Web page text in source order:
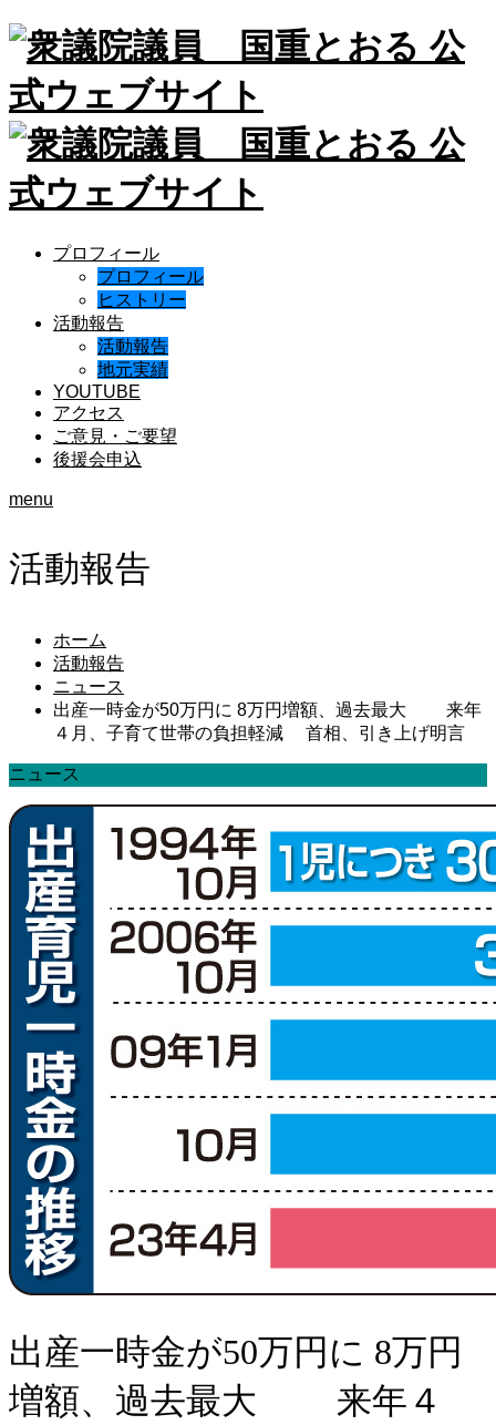
プロフィール
プロフィール
ヒストリー
活動報告
活動報告
地元実績
YOUTUBE
アクセス
ご意見・ご要望
後援会申込
menu
活動報告
ホーム
活動報告
ニュース
出産一時金が50万円に 8万円増額、過去最大 来年
４月、子育て世帯の負担軽減 首相、引き上げ明言
ニュース
出産一時金が50万円に 8万円
増額、過去最大 来年４